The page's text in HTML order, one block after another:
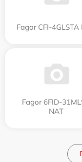
Fagor CFI-4GLSTA
Fagor 6FID-
NAT